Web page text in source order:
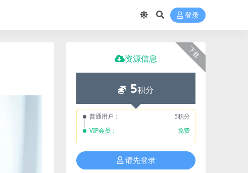
登录
下载
资源信息
5积分
普通用户：
5积分
VIP会员：
免费
请先登录